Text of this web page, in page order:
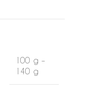
100 g –
140 g